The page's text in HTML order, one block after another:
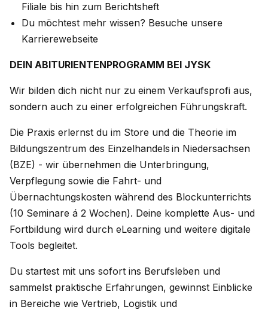
Filiale bis hin zum Berichtsheft
Du möchtest mehr wissen? Besuche unsere
Karrierewebseite
DEIN ABITURIENTENPROGRAMM BEI JYSK
Wir bilden dich nicht nur zu einem Verkaufsprofi aus,
sondern auch zu einer erfolgreichen Führungskraft.
Die Praxis erlernst du im Store und die Theorie im
Bildungszentrum des Einzelhandels in Niedersachsen
(BZE) - wir übernehmen die Unterbringung,
Verpflegung sowie die Fahrt- und
Übernachtungskosten während des Blockunterrichts
(10 Seminare á 2 Wochen). Deine komplette Aus- und
Fortbildung wird durch eLearning und weitere digitale
Tools begleitet.
Du startest mit uns sofort ins Berufsleben und
sammelst praktische Erfahrungen, gewinnst Einblicke
in Bereiche wie Vertrieb, Logistik und